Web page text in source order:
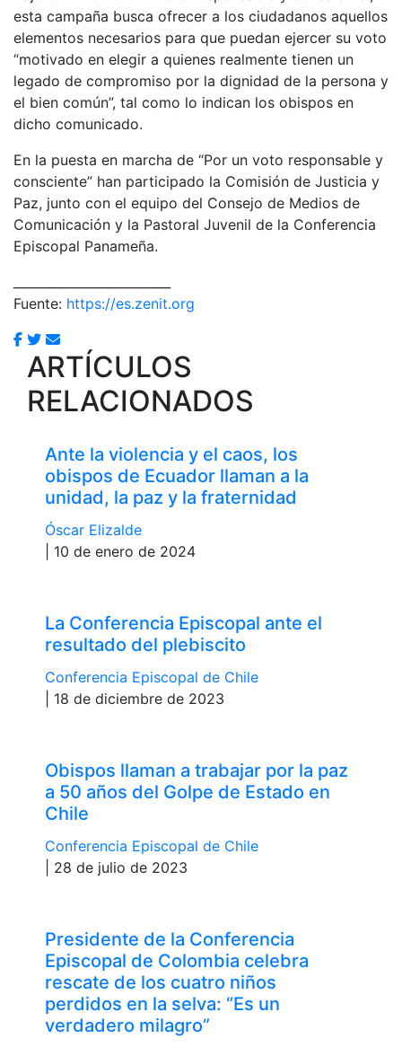
esta campaña busca ofrecer a los ciudadanos aquellos
elementos necesarios para que puedan ejercer su voto
“motivado en elegir a quienes realmente tienen un
legado de compromiso por la dignidad de la persona y
el bien común”, tal como lo indican los obispos en
dicho comunicado.
En la puesta en marcha de “Por un voto responsable y
consciente” han participado la Comisión de Justicia y
Paz, junto con el equipo del Consejo de Medios de
Comunicación y la Pastoral Juvenil de la Conferencia
Episcopal Panameña.
Fuente: https://es.zenit.org
ARTÍCULOS
RELACIONADOS
Ante la violencia y el caos, los
obispos de Ecuador llaman a la
unidad, la paz y la fraternidad
Óscar Elizalde
| 10 de enero de 2024
La Conferencia Episcopal ante el
resultado del plebiscito
Conferencia Episcopal de Chile
| 18 de diciembre de 2023
Obispos llaman a trabajar por la paz
a 50 años del Golpe de Estado en
Chile
Conferencia Episcopal de Chile
| 28 de julio de 2023
Presidente de la Conferencia
Episcopal de Colombia celebra
rescate de los cuatro niños
perdidos en la selva: “Es un
verdadero milagro”